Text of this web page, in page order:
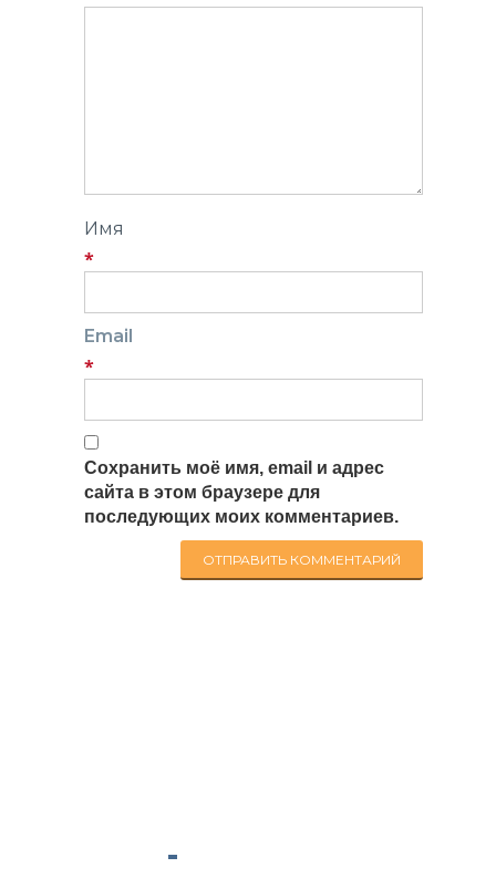
Имя
*
Email
*
Сохранить моё имя, email и адрес
сайта в этом браузере для
последующих моих комментариев.